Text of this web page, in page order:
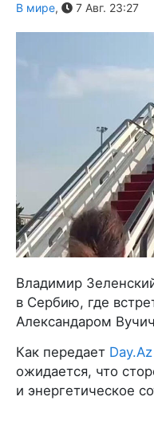
В мире, 7 Авг. 23:27
Владимир
в Сербию, где
Александаром
Как передает Day.Az
ожидается, что
и энергетическое